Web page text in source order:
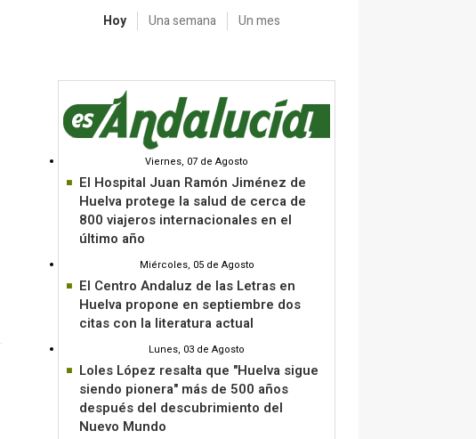
Hoy Una semana Un mes
Viernes, 07 de Agosto
El Hospital Juan Ramón Jiménez de
Huelva protege la salud de cerca de
800 viajeros internacionales en el
último año
Miércoles, 05 de Agosto
El Centro Andaluz de las Letras en
Huelva propone en septiembre dos
citas con la literatura actual
Lunes, 03 de Agosto
Loles López resalta que "Huelva sigue
siendo pionera" más de 500 años
después del descubrimiento del
Nuevo Mundo